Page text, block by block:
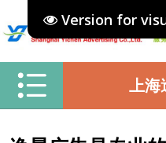
Version for
上海